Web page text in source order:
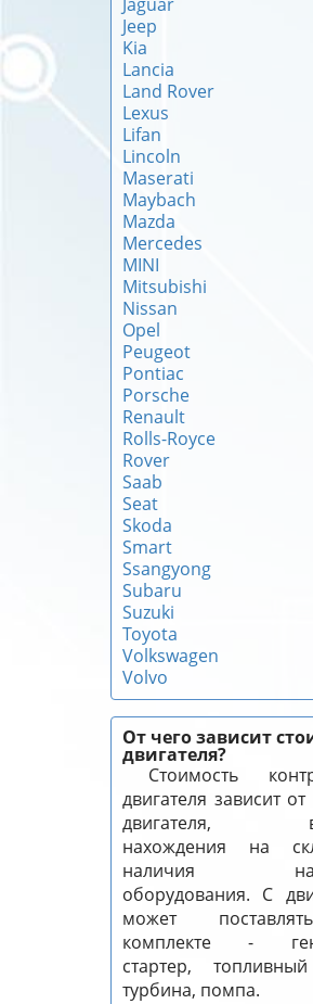
Jeep
Kia
Lancia
Land Rover
Lexus
Lifan
Lincoln
Maserati
Maybach
Mazda
Mercedes
MINI
Mitsubishi
Nissan
Opel
Peugeot
Pontiac
Porsche
Renault
Rolls-Royce
Rover
Saab
Seat
Skoda
Smart
Ssangyong
Subaru
Suzuki
Toyota
Volkswagen
Volvo
От чего зависит
двигателя?
Стоимость
двигателя зависит
двигателя,
нахождения на
наличия
оборудования. С
может
комплекте -
стартер,
турбина, помпа.